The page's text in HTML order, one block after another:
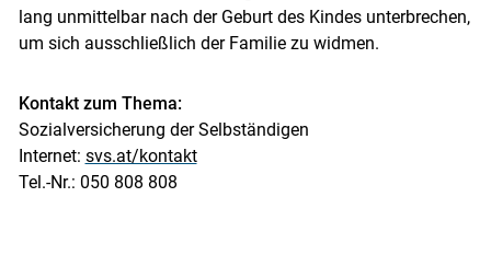
lang unmittelbar nach der Geburt des Kindes unterbrechen,
um sich ausschließlich der Familie zu widmen.
Kontakt zum Thema:
Sozialversicherung der Selbständigen
Internet: svs.at/kontakt
Tel.-Nr.: 050 808 808